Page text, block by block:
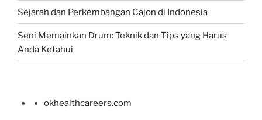
Sejarah dan Perkembangan Cajon di Indonesia
Seni Memainkan Drum: Teknik dan Tips yang Harus
Anda Ketahui
okhealthcareers.com